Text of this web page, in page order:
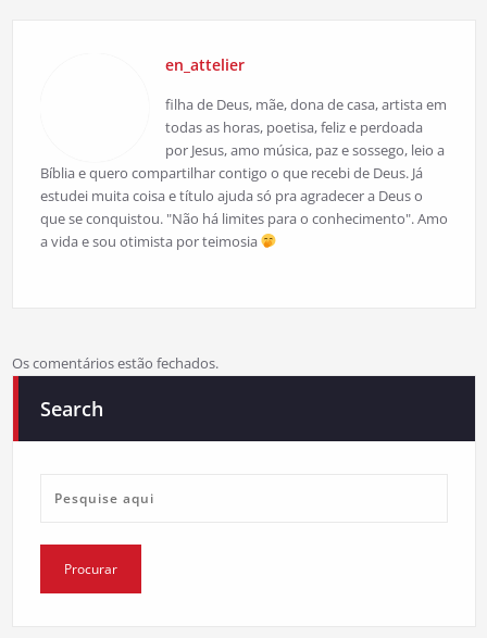
en_attelier
filha de Deus, mãe, dona de casa, artista em
todas as horas, poetisa, feliz e perdoada
por Jesus, amo música, paz e sossego, leio a
Bíblia e quero compartilhar contigo o que recebi de Deus. Já
estudei muita coisa e título ajuda só pra agradecer a Deus o
que se conquistou. "Não há limites para o conhecimento". Amo
a vida e sou otimista por teimosia
Os comentários estão fechados.
Search